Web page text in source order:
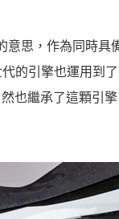
意思，作為同時
的引擎也運用到
也繼承了這顆引擎